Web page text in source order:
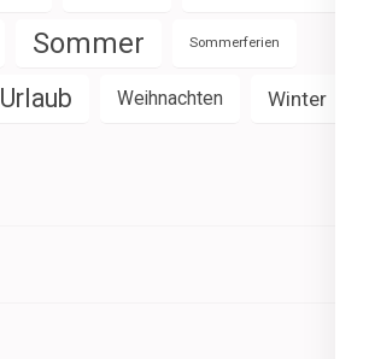
Sommer Sommerferien
Urlaub Weihnachten Winter